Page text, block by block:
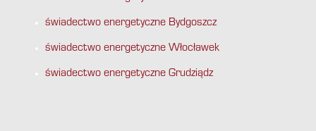
świadectwo energetyczne Bydgoszcz
świadectwo energetyczne Włocławek
świadectwo energetyczne Grudziądz